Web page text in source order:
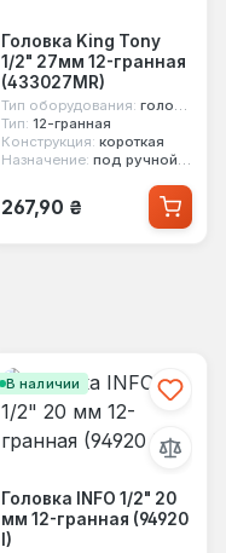
Головка King Tony
1/2" 27мм 12-гранная
(433027MR)
Тип оборудования: головка стандартная
Тип: 12-гранная
Конструкция: короткая
Назначение: под ручной инструмент
Обычная цена:
267,90 ₴
В наличии
Головка INFO 1/2" 20
мм 12-гранная (94920
I)